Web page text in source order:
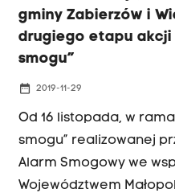
gminy Zabierzów i
drugiego etapu akcji
smogu”
date_range 2019-11-29
Od 16 listopada, w
smogu” realizowanej
Alarm Smogowy we
Województwem